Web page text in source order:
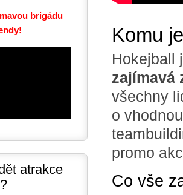
Komu
Hokejball
zajímavá
všechny
o
promo
Co vše
brigádu
atrakce